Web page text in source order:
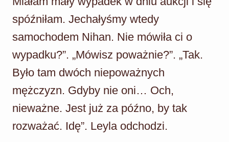
spóźniłam. Jechałyśmy wtedy
samochodem Nihan. Nie mówiła ci o
wypadku?”. „Mówisz poważnie?”. „Tak.
Było tam dwóch niepoważnych
mężczyzn. Gdyby nie oni… Och,
nieważne. Jest już za późno, by tak
rozważać. Idę”. Leyla odchodzi.